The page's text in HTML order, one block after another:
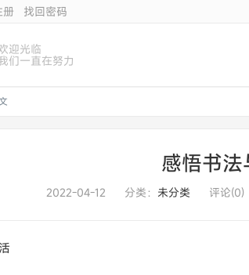
册 找回密码
迎光临
们一直在努力
感悟书法
2022-04-12 分类： 未分类 评论(0)